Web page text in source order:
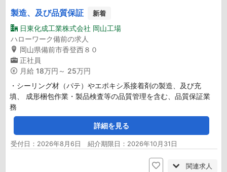
製造、及び品質保証 新着
日東化成工業株式会社 岡山工場
ハローワーク備前の求人
岡山県備前市香登西８０
正社員
月給 18万円～ 25万円
・シーリング材（パテ）やエポキシ系接着剤の製造、及び充
填、 成形梱包作業・製品検査等の品質管理を含む、品質保証業
務
詳細を見る
受付日：2026年8月6日 紹介期限日：2026年10月31日
関連求人